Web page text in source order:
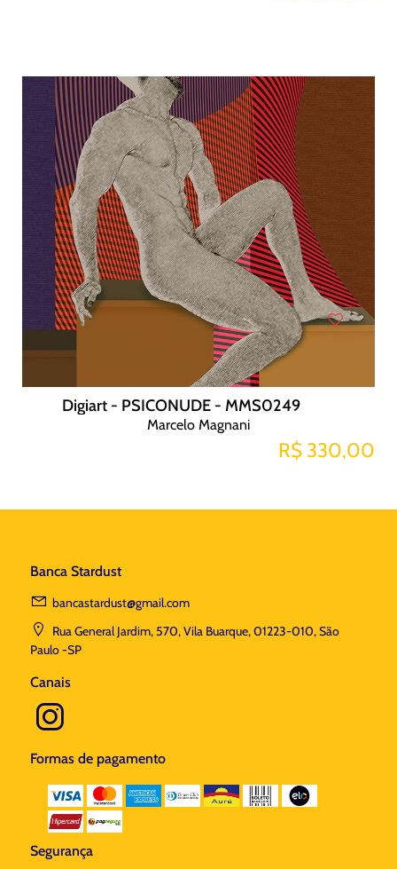
Digiart - PSICONUDE - MMS0249
Marcelo Magnani
R$ 330,00
Banca Stardust
bancastardust@gmail.com
Rua General Jardim, 570, Vila Buarque, 01223-010, São
Paulo -SP
Canais
Formas de pagamento
Segurança